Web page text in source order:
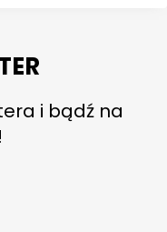
i bądź na